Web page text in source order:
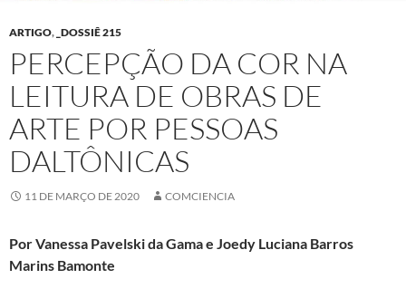
ARTIGO, _DOSSIÊ 215
PERCEPÇÃO DA COR NA
LEITURA DE OBRAS DE
ARTE POR PESSOAS
DALTÔNICAS
11 DE MARÇO DE 2020 COMCIENCIA
Por Vanessa Pavelski da Gama e Joedy Luciana Barros
Marins Bamonte